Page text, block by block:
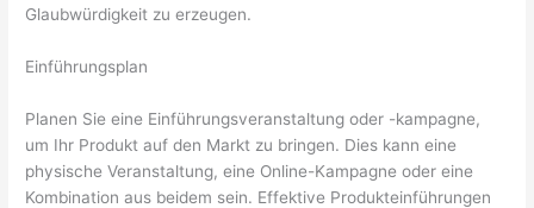
Glaubwürdigkeit zu erzeugen.
Einführungsplan
Planen Sie eine Einführungsveranstaltung oder -kampagne,
um Ihr Produkt auf den Markt zu bringen. Dies kann eine
physische Veranstaltung, eine Online-Kampagne oder eine
Kombination aus beidem sein. Effektive Produkteinführungen